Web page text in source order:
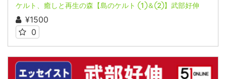
ケルト、癒しと再生の森【島のケルト ①＆②】武部好伸
¥1500
0